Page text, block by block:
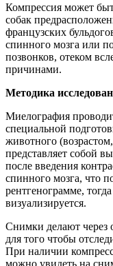
Компрессия может
собак
французских
спинного мозга или
позвонков, отеком
причинами.
Методика
Миелография
специальной
животного
представляет собой
после введения
спинного мозга, что
рентгенограмме,
визуализируется.
Снимки делают через
для того чтобы
При наличии
можно увидеть на